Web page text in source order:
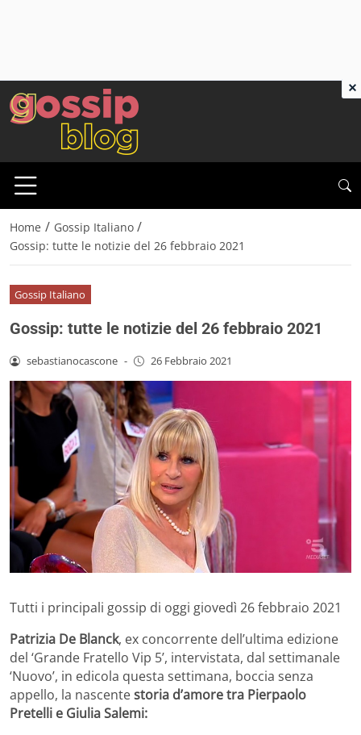
Home / Gossip Italiano /
Gossip: tutte le notizie del 26 febbraio 2021
Gossip Italiano
Gossip: tutte le notizie del 26 febbraio 2021
sebastianocascone - 26 Febbraio 2021
Tutti i principali gossip di oggi giovedì 26 febbraio 2021
Patrizia De Blanck, ex concorrente dell’ultima edizione
del ‘Grande Fratello Vip 5’, intervistata, dal settimanale
‘Nuovo’, in edicola questa settimana, boccia senza
appello, la nascentestoria d’amore tra Pierpaolo
Pretelli e Giulia Salemi:
×